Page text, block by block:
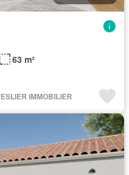
63 m²
IMMOBILIER